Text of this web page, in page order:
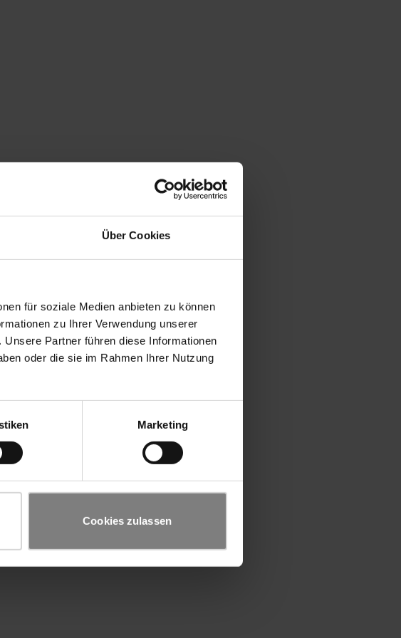
Über Cookies
für soziale Medien anbieten zu können
zu Ihrer Verwendung unserer
Partner führen diese Informationen
oder die sie im Rahmen Ihrer Nutzung
Marketing
Cookies zulassen